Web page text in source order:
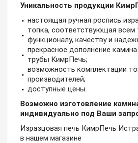
Уникальность продукции
настоящая ручная роспись
топка, соответствующая всем
функционалу, качеству и
прекрасное дополнение
трубы КимрПечь;
возможность комплектации
производителей;
доступные цены.
Возможно изготовление
индивидуально под Ваши
Изразцовая печь КимрПечь
в нашем магазине